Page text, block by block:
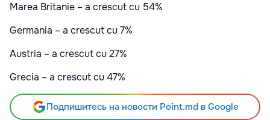
Marea Britanie – a crescut cu 54%
Germania – a crescut cu 7%
Austria – a crescut cu 27%
Grecia – a crescut cu 47%
Подпишитесь на новости Point.md в Google